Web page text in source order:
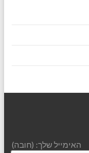
האימייל שלך: (חובה)